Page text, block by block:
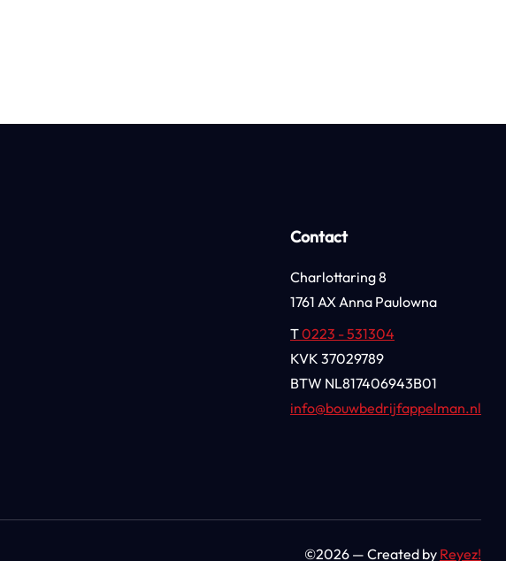
Contact
Charlottaring 8
1761 AX Anna Paulowna
T0223 - 531304
KVK 37029789
BTW NL817406943B01
info@bouwbedrijfappelman.nl
©2026 — Created by Reyez!